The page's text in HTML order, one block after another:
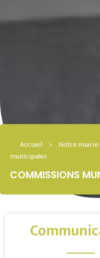
Accueil > Notre mairie
municipales
COMMISSIONS